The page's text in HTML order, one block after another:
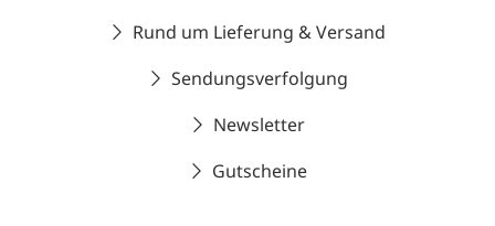
Rund um Lieferung & Versand
Sendungsverfolgung
Newsletter
Gutscheine